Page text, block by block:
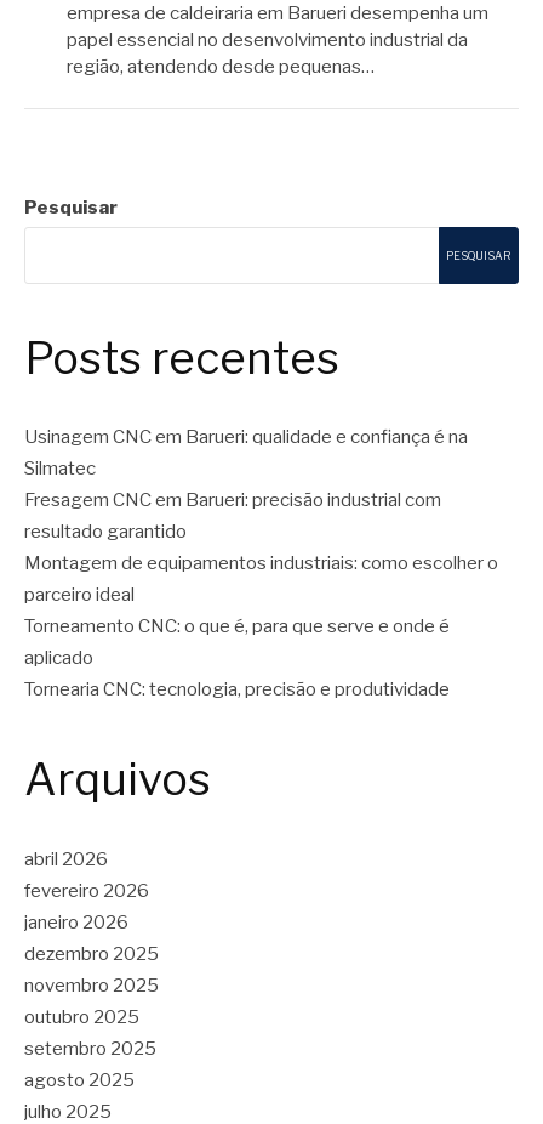
empresa de caldeiraria em Barueri desempenha um
papel essencial no desenvolvimento industrial da
região, atendendo desde pequenas…
Pesquisar
PESQUISAR
Posts recentes
Usinagem CNC em Barueri: qualidade e confiança é na
Silmatec
Fresagem CNC em Barueri: precisão industrial com
resultado garantido
Montagem de equipamentos industriais: como escolher o
parceiro ideal
Torneamento CNC: o que é, para que serve e onde é
aplicado
Tornearia CNC: tecnologia, precisão e produtividade
Arquivos
abril 2026
fevereiro 2026
janeiro 2026
dezembro 2025
novembro 2025
outubro 2025
setembro 2025
agosto 2025
julho 2025